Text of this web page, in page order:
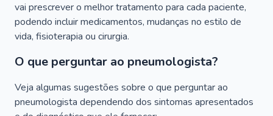
vai prescrever o melhor tratamento para cada paciente,
podendo incluir medicamentos, mudanças no estilo de
vida, fisioterapia ou cirurgia.
O que perguntar ao pneumologista?
Veja algumas sugestões sobre o que perguntar ao
pneumologista dependendo dos sintomas apresentados